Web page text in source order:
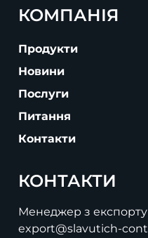
КОМПАНІЯ
Продукти
Новини
Послуги
Питання
Контакти
КОНТАКТИ
Менеджер з експорту
export@slavutich-